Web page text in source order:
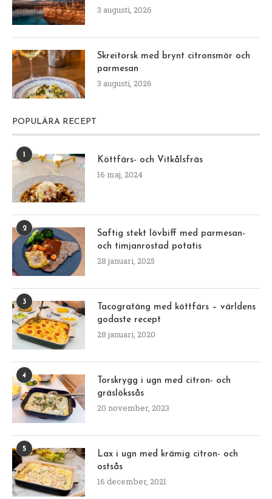
3 augusti, 2026
Skreitorsk med brynt citronsmör och
parmesan
3 augusti, 2026
POPULÄRA RECEPT
1
Köttfärs- och Vitkålsfräs
16 maj, 2024
2
Saftig stekt lövbiff med parmesan-
och timjanrostad potatis
28 januari, 2025
3
Tacogratäng med köttfärs – världens
godaste recept
28 januari, 2020
4
Torskrygg i ugn med citron- och
gräslökssås
20 november, 2023
5
Lax i ugn med krämig citron- och
ostsås
16 december, 2021